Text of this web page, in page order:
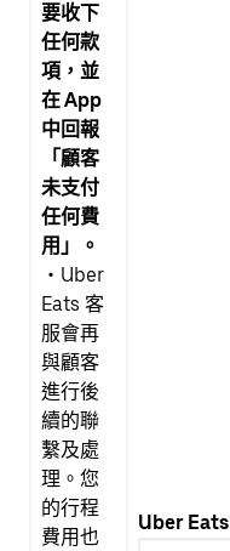
要收下
任何款
項，並
在 App
中回報
「顧客
未支付
任何費
用」。
・Uber
Eats 客
服會再
與顧客
進行後
續的聯
繫及處
理。您
的行程
費用也
Uber Eats